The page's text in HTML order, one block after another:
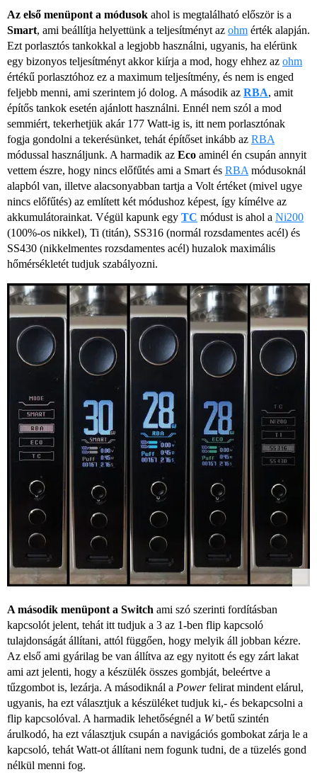
Az első menüpont a módusok ahol is megtalálható először is a
Smart, ami beállítja helyettünk a teljesítményt az ohm érték alapján.
Ezt porlasztós tankokkal a legjobb használni, ugyanis, ha elérünk
egy bizonyos teljesítményt akkor kiírja a mod, hogy ehhez az ohm
értékű porlasztóhoz ez a maximum teljesítmény, és nem is enged
feljebb menni, ami szerintem jó dolog. A második az RBA, amit
építős tankok esetén ajánlott használni. Ennél nem szól a mod
semmiért, tekerhetjük akár 177 Watt-ig is, itt nem porlasztónak
fogja gondolni a tekerésünket, tehát építőset inkább az RBA
módussal használjunk. A harmadik az Eco aminél én csupán annyit
vettem észre, hogy nincs előfűtés ami a Smart és RBA módusoknál
alapból van, illetve alacsonyabban tartja a Volt értéket (mivel ugye
nincs előfűtés) az említett két módushoz képest, így kímélve az
akkumulátorainkat. Végül kapunk egy TC módust is ahol a Ni200
(100%-os nikkel), Ti (titán), SS316 (normál rozsdamentes acél) és
SS430 (nikkelmentes rozsdamentes acél) huzalok maximális
hőmérsékletét tudjuk szabályozni.
A második menüpont a Switch ami szó szerinti fordításban
kapcsolót jelent, tehát itt tudjuk a 3 az 1-ben flip kapcsoló
tulajdonságát állítani, attól függően, hogy melyik áll jobban kézre.
Az első ami gyárilag be van állítva az egy nyitott és egy zárt lakat
ami azt jelenti, hogy a készülék összes gombját, beleértve a
tűzgombot is, lezárja. A másodiknál a Powerfelirat mindent elárul,
ugyanis, ha ezt választjuk a készüléket tudjuk ki,- és bekapcsolni a
flip kapcsolóval. A harmadik lehetőségnél a Wbetű szintén
árulkodó, ha ezt választjuk csupán a navigációs gombokat zárja le a
kapcsoló, tehát Watt-ot állítani nem fogunk tudni, de a tüzelés gond
nélkül menni fog.